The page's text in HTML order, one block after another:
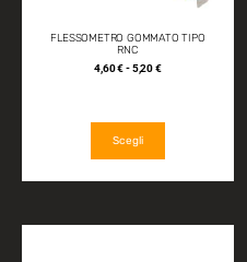
FLESSOMETRO GOMMATO TIPO
RNC
4,60€-5,20€
Scegli